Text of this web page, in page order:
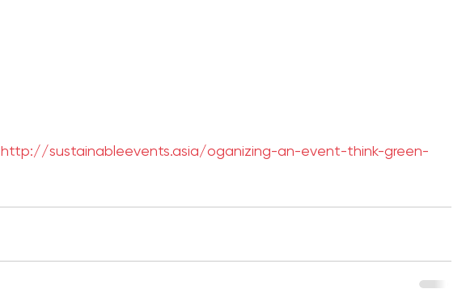
http://sustainableevents.asia/oganizing-an-event-think-green-